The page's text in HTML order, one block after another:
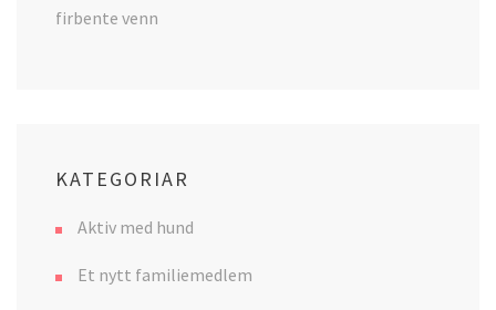
firbente venn
KATEGORIAR
Aktiv med hund
Et nytt familiemedlem